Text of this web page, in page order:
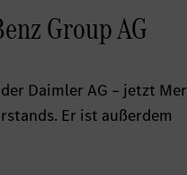
Group AG
Daimler AG – jetzt
Er ist außerdem